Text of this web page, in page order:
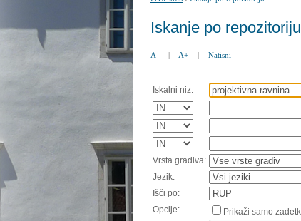
Iskanje po repozitoriju
A- | A+ | Natisni
Iskalni niz:
Vrsta gradiva:
Jezik:
Išči po:
Opcije:
Prikaži samo